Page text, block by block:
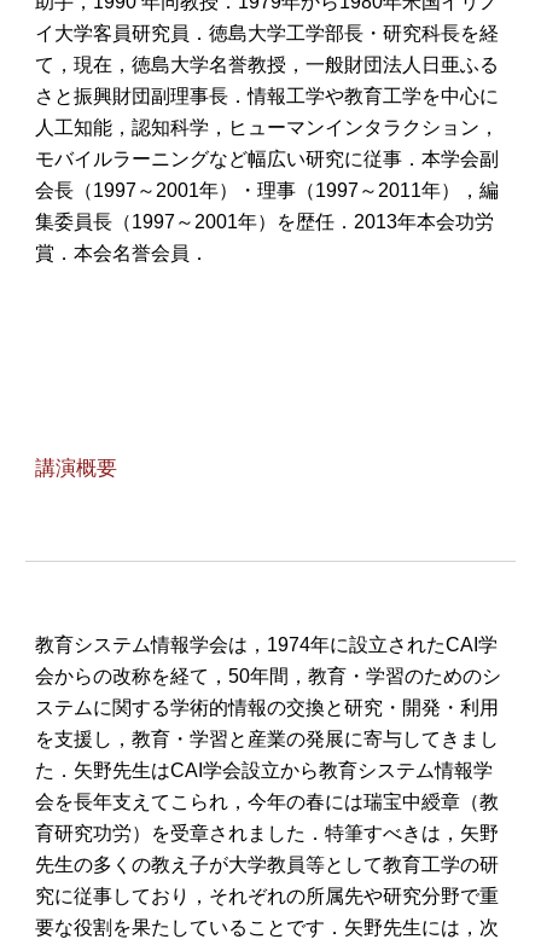
イ大学客員研究員．徳島大学工学部長・研究科長を経
て，現在，徳島大学名誉教授，一般財団法人日亜ふる
さと振興財団副理事長．情報工学や教育工学を中心に
人工知能，認知科学，ヒューマンインタラクション，
モバイルラーニングなど幅広い研究に従事．本学会副
会長（1997～2001年）・理事（1997～2011年），編
集委員長（1997～2001年）を歴任．2013年本会功労
賞．本会名誉会員．
講演概要
教育システム情報学会は，1974年に設立されたCAI学
会からの改称を経て，50年間，教育・学習のためのシ
ステムに関する学術的情報の交換と研究・開発・利用
を支援し，教育・学習と産業の発展に寄与してきまし
た．矢野先生はCAI学会設立から教育システム情報学
会を長年支えてこられ，今年の春には瑞宝中綬章（教
育研究功労）を受章されました．特筆すべきは，矢野
先生の多くの教え子が大学教員等として教育工学の研
究に従事しており，それぞれの所属先や研究分野で重
要な役割を果たしていることです．矢野先生には，次